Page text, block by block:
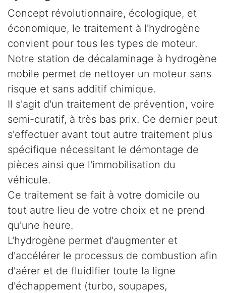
Concept révolutionnaire, écologique, et
économique, le traitement à l'hydrogène
convient pour tous les types de moteur.
Notre station de décalaminage à hydrogène
mobile permet de nettoyer un moteur sans
risque et sans additif chimique.
Il s'agit d'un traitement de prévention, voire
semi-curatif, à très bas prix. Ce dernier peut
s'effectuer avant tout autre traitement plus
spécifique nécessitant le démontage de
pièces ainsi que l'immobilisation du
véhicule.
Ce traitement se fait à votre domicile ou
tout autre lieu de votre choix et ne prend
qu'une heure.
L'hydrogène permet d'augmenter et
d'accélérer le processus de combustion afin
d'aérer et de fluidifier toute la ligne
d'échappement (turbo, soupapes,